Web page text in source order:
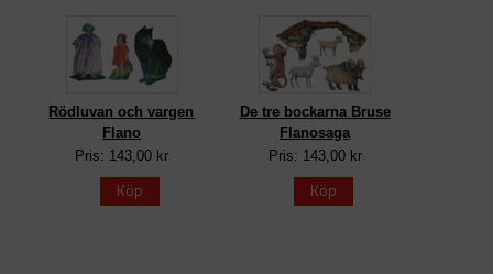
Rödluvan och vargen
Flano
Pris: 143,00 kr
Köp
De tre bockarna Bruse
Flanosaga
Pris: 143,00 kr
Köp